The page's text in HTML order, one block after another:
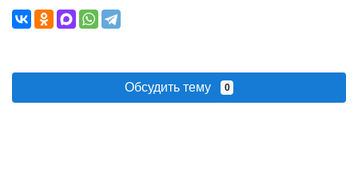
Обсудить тему 0